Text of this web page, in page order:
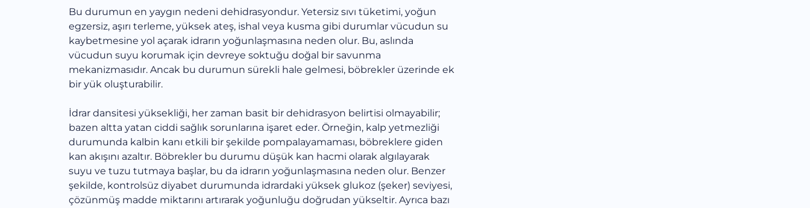
Bu durumun en yaygın nedeni dehidrasyondur. Yetersiz sıvı tüketimi, yoğun
egzersiz, aşırı terleme, yüksek ateş, ishal veya kusma gibi durumlar vücudun su
kaybetmesine yol açarak idrarın yoğunlaşmasına neden olur. Bu, aslında
vücudun suyu korumak için devreye soktuğu doğal bir savunma
mekanizmasıdır. Ancak bu durumun sürekli hale gelmesi, böbrekler üzerinde ek
bir yük oluşturabilir.
İdrar dansitesi yüksekliği, her zaman basit bir dehidrasyon belirtisi olmayabilir;
bazen altta yatan ciddi sağlık sorunlarına işaret eder. Örneğin, kalp yetmezliği
durumunda kalbin kanı etkili bir şekilde pompalayamaması, böbreklere giden
kan akışını azaltır. Böbrekler bu durumu düşük kan hacmi olarak algılayarak
suyu ve tuzu tutmaya başlar, bu da idrarın yoğunlaşmasına neden olur. Benzer
şekilde, kontrolsüz diyabet durumunda idrardaki yüksek glukoz (şeker) seviyesi,
çözünmüş madde miktarını artırarak yoğunluğu doğrudan yükseltir. Ayrıca bazı